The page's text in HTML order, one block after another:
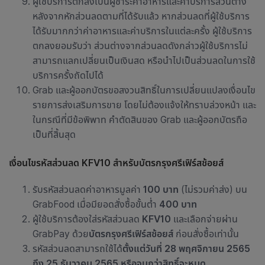
หลังจากหักส่วนลดตามที่ได้รับแล้ว หากส่วนลดที่ผู้ใช้บริการ
ได้รับมากกว่าค่าอาหารและค่าบริการในแต่ละครั้ง ผู้ใช้บริการ
ตกลงยอมรับว่า ส่วนต่างจากส่วนลดดังกล่าวผู้ใช้บริการไม่
สามารถแลกเปลี่ยนเป็นเงินสด หรือนำไปเป็นส่วนลดในการใช้
บริการครั้งถัดไปได้
Grab และผู้ออกบัตรขอสงวนสิทธิ์ในการเปลี่ยนแปลงเงื่อนไข
รายการส่งเสริมการขาย โดยไม่ต้องแจ้งให้ทราบล่วงหน้า และ
ในกรณีที่มีข้อพิพาท คำตัดสินของ Grab และผู้ออกบัตรถือ
เป็นที่สิ้นสุด
เงื่อนไขรหัสส่วนลด KFV10 สำหรับบัตรกรุงศรีเฟิร์สช้อยส์
รับรหัสส่วนลดค่าอาหารมูลค่า 100 บาท (ไม่รวมค่าส่ง) บน
GrabFood เมื่อมียอดสั่งซื้อขั้นต่ำ 400 บาท
ผู้ใช้บริการต้องใส่รหัสส่วนลด KFV10 และเลือกจ่ายผ่าน
GrabPay ด้วยบัตรกรุงศรีเฟิร์สช้อยส์ ก่อนสั่งซื้อเท่านั้น
รหัสส่วนลดสามารถใช้ได้ตั้งแต่วันที่ 28 พฤศจิกายน 2565